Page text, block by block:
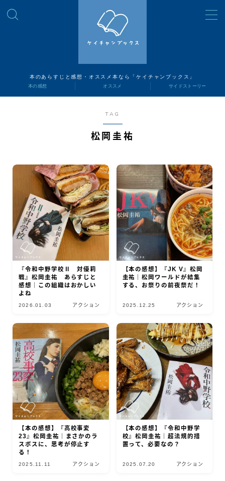
本のあらすじと感想・オススメ本なら「ケイチャンブックス」
本の感想
本の感想 オススメ サイドストーリー
TAG
松岡圭祐
『令和中野学校Ⅱ 対優莉
戦』松岡圭祐 あらすじと
感想｜この組織はおかしい
よね
2026.01.03 アクション
【本の感想】『JK V』松岡
圭祐｜松岡ワールドが結集
する、お祭りの前夜祭だ！
2025.12.25 アクション
【本の感想】『高校事変
23』松岡圭祐｜まさかのラ
スボスに、思考が停止す
る！
2025.11.11 アクション
【本の感想】『令和中野学
校』松岡圭祐｜超法規的措
置って、必要なの？
2025.07.20 アクション